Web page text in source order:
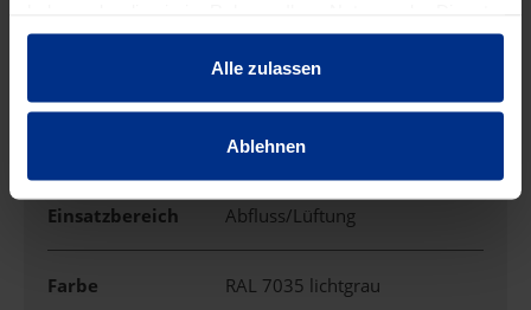
gesammelt haben.
Alle zulassen
Ablehnen
187 mm
150
Einsatzbereich Abfluss/Lüftung
Farbe RAL 7035 lichtgrau